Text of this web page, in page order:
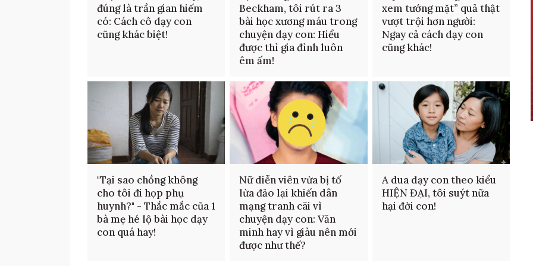
đúng là trần gian hiếm
có: Cách cô dạy con
cũng khác biệt!
Beckham, tôi rút ra 3
bài học xương máu trong
chuyện dạy con: Hiểu
được thì gia đình luôn
êm ấm!
xem tướng mặt” quả thật
vượt trội hơn người:
Ngay cả cách dạy con
cũng khác!
"Tại sao chồng không
cho tôi đi họp phụ
huynh?" - Thắc mắc của 1
bà mẹ hé lộ bài học dạy
con quá hay!
Nữ diễn viên vừa bị tố
lừa đảo lại khiến dân
mạng tranh cãi vì
chuyện dạy con: Văn
minh hay vì giàu nên mới
được như thế?
A dua dạy con theo kiểu
HIỆN ĐẠI, tôi suýt nữa
hại đời con!